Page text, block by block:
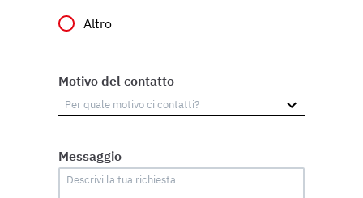
Altro
Motivo del contatto
Messaggio